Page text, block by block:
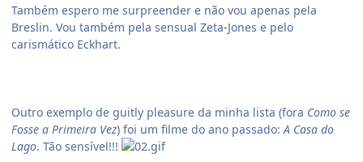
Também espero me surpreender e não vou apenas pela
Breslin. Vou também pela sensual Zeta-Jones e pelo
carismático Eckhart.
Outro exemplo de guitly pleasure da minha lista (fora Como se
Fosse a Primeira Vez) foi um filme do ano passado: A Casa do
Lago. Tão sensível!!!